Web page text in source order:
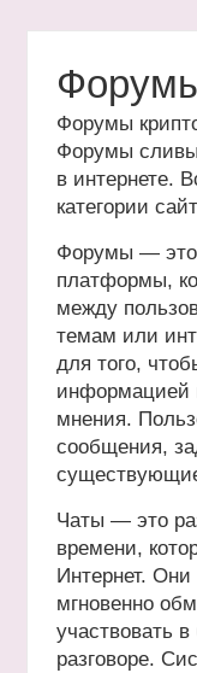
Форумы
Форумы
в интернете.
категории
Форумы — это
платформы,
между
темам или
для того,
информацией
мнения.
сообщения,
Чаты — это
времени,
Интернет.
мгновенно
участвовать
разговоре.